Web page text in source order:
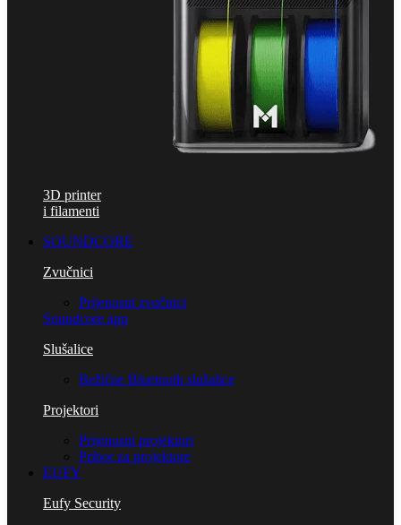
3D printer
i filamenti
SOUNDCORE
Zvučnici
Prijenosni zvučnici
Soundcore app
Slušalice
Bežične Bluetooth slušalice
Projektori
Prijenosni projektori
Pribor za projektore
EUFY
Eufy Security